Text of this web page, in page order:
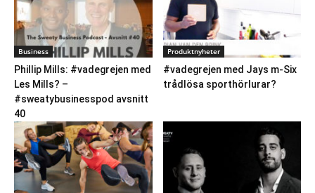
Business
Phillip Mills: #vadegrejen med
Les Mills? –
#sweatybusinesspod avsnitt
40
Produktnyheter
#vadegrejen med Jays m-Six
trådlösa sporthörlurar?